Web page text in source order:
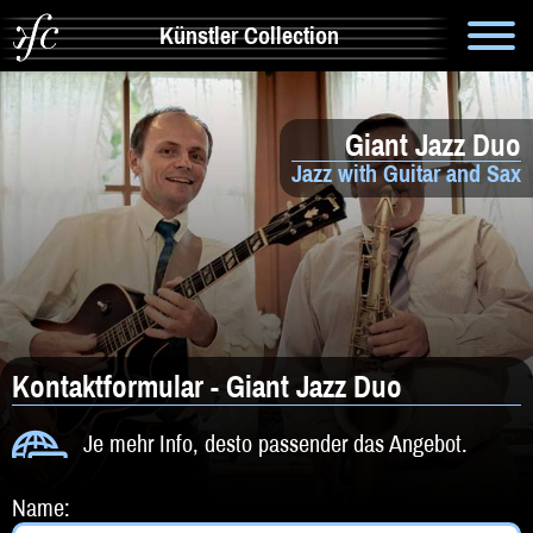
Künstler Collection
Suche
Artistik & Tanz
Bands
Solomusiker
Zauberer & Co
Alleinunterhalter
Comedy
Giant Jazz Duo
Jazz with Guitar and Sax
Kontaktformular - Giant Jazz Duo
Je mehr Info, desto passender das Angebot.
Name: